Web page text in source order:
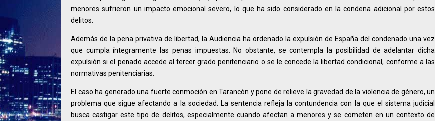
menores sufrieron un impacto emocional severo, lo que ha sido considerado en la condena adicional por estos
delitos.
Además de la pena privativa de libertad, la Audiencia ha ordenado la expulsión de España del condenado una vez
que cumpla íntegramente las penas impuestas. No obstante, se contempla la posibilidad de adelantar dicha
expulsión si el penado accede al tercer grado penitenciario o se le concede la libertad condicional, conforme a las
normativas penitenciarias.
El caso ha generado una fuerte conmoción en Tarancón y pone de relieve la gravedad de la violencia de género, un
problema que sigue afectando a la sociedad. La sentencia refleja la contundencia con la que el sistema judicial
busca castigar este tipo de delitos, especialmente cuando afectan a menores y se cometen en un contexto de